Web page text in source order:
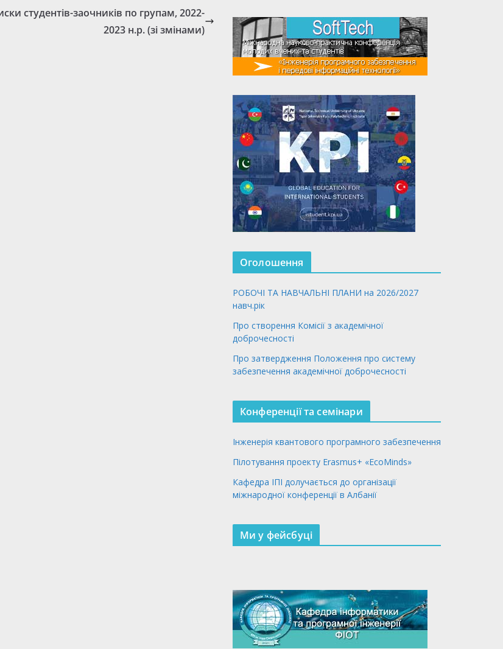
студентів-заочників по групам, 2022-
2023 н.р. (зі змінами)
Оголошення
РОБОЧІ ТА НАВЧАЛЬНІ ПЛАНИ на 2026/2027
навч.рік
Про створення Комісії з академічної
доброчесності
Про затвердження Положення про систему
забезпечення академічної доброчесності
Конференції та семінари
Інженерія квантового програмного забезпечення
Пілотування проекту Erasmus+ «EcoMinds»
Кафедра ІПІ долучається до організації
міжнародної конференції в Албанії
Ми у фейсбуці